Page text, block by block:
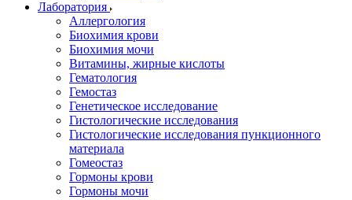
Лаборатория
Аллергология
Биохимия крови
Биохимия мочи
Витамины, жирные кислоты
Гематология
Гемостаз
Генетическое исследование
Гистологические исследования
Гистологические исследования пункционного
материала
Гомеостаз
Гормоны крови
Гормоны мочи